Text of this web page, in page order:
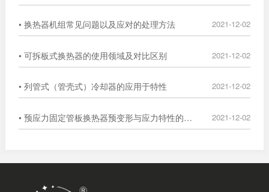
• 换热器机组常见问题以及应对的处理方法 2021-12-02
• 可拆板式换热器的使用领域及对比区别 2021-12-02
• 列管式（管壳式）冷却器的应用于特性 2021-12-02
• 预应力固定管板换热器预变形与应力特性的数值分析 2021-12-02